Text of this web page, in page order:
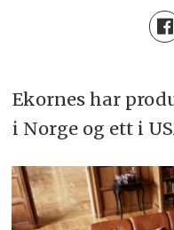
Ekornes har
i Norge og ett i